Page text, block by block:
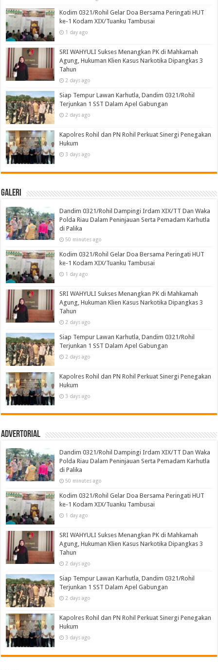
Kodim 0321/Rohil Gelar Doa Bersama Peringati HUT
ke-1 Kodam XIX/Tuanku Tambusai
1 day ago
SRI WAHYULI Sukses Menangkan PK di Mahkamah
Agung, Hukuman Klien Kasus Narkotika Dipangkas 3
Tahun
2 days ago
Siap Tempur Lawan Karhutla, Dandim 0321/Rohil
Terjunkan 1 SST Dalam Apel Gabungan
2 days ago
Kapolres Rohil dan PN Rohil Perkuat Sinergi Penegakan
Hukum
3 days ago
Galeri
Dandim 0321/Rohil Dampingi Irdam XIX/TT Dan Waka
Polda Riau Dalam Peninjauan Serta Pemadam Karhutla
di Palika
50 minutes ago
Kodim 0321/Rohil Gelar Doa Bersama Peringati HUT
ke-1 Kodam XIX/Tuanku Tambusai
1 day ago
SRI WAHYULI Sukses Menangkan PK di Mahkamah
Agung, Hukuman Klien Kasus Narkotika Dipangkas 3
Tahun
2 days ago
Siap Tempur Lawan Karhutla, Dandim 0321/Rohil
Terjunkan 1 SST Dalam Apel Gabungan
2 days ago
Kapolres Rohil dan PN Rohil Perkuat Sinergi Penegakan
Hukum
3 days ago
Advertorial
Dandim 0321/Rohil Dampingi Irdam XIX/TT Dan Waka
Polda Riau Dalam Peninjauan Serta Pemadam Karhutla
di Palika
50 minutes ago
Kodim 0321/Rohil Gelar Doa Bersama Peringati HUT
ke-1 Kodam XIX/Tuanku Tambusai
1 day ago
SRI WAHYULI Sukses Menangkan PK di Mahkamah
Agung, Hukuman Klien Kasus Narkotika Dipangkas 3
Tahun
2 days ago
Siap Tempur Lawan Karhutla, Dandim 0321/Rohil
Terjunkan 1 SST Dalam Apel Gabungan
2 days ago
Kapolres Rohil dan PN Rohil Perkuat Sinergi Penegakan
Hukum
3 days ago